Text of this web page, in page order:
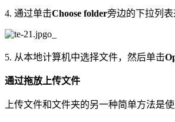
4. 通过单击Choose folder旁边的下拉列
5. 从本地计算机中选择文件，然后单击
通过拖放上传文件
上传文件和文件夹的另一种简单方法是